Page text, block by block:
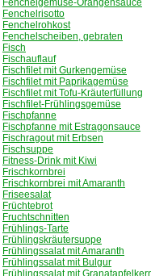
Fenchelgemüse-Orangensauce
Fenchelrisotto
Fenchelrohkost
Fenchelscheiben, gebraten
Fisch
Fischauflauf
Fischfilet mit Gurkengemüse
Fischfilet mit Paprikagemüse
Fischfilet mit Tofu-Kräuterfüllung
Fischfilet-Frühlingsgemüse
Fischpfanne
Fischpfanne mit Estragonsauce
Fischragout mit Erbsen
Fischsuppe
Fitness-Drink mit Kiwi
Frischkornbrei
Frischkornbrei mit Amaranth
Friseesalat
Früchtebrot
Fruchtschnitten
Frühlings-Tarte
Frühlingskräutersuppe
Frühlingssalat mit Amaranth
Frühlingssalat mit Bulgur
Frühlingssalat mit